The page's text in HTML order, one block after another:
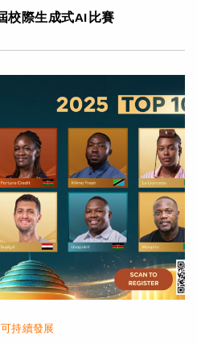
校際生成式AI比賽
可持續發展